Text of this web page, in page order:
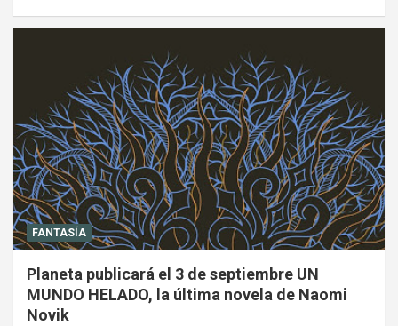
FANTASÍA
Planeta publicará el 3 de septiembre UN
MUNDO HELADO, la última novela de Naomi
Novik